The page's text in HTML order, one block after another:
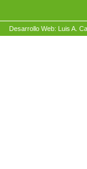
Desarrollo Web: Luis